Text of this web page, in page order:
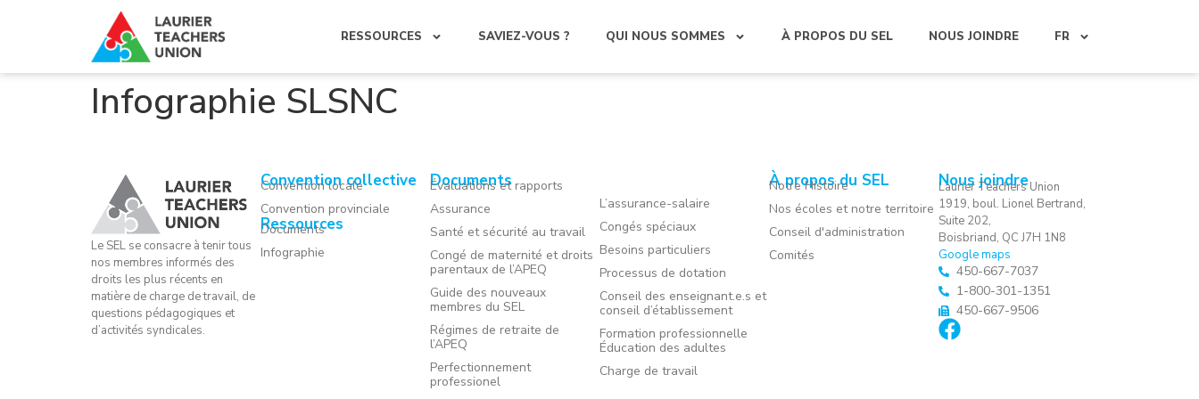
RESSOURCES SAVIEZ-VOUS ? QUI NOUS SOMMES À PROPOS DU SEL NOUS JOINDRE FR
Infographie SLSNC
Le SEL se consacre à tenir tous
nos membres informés des
droits les plus récents en
matière de charge de travail, de
questions pédagogiques et
d’activités syndicales.
Convention collective
Convention locale
Convention provinciale
Ressources
Documents
Infographie
Documents
Évaluations et rapports
Assurance
Santé et sécurité au travail
Congé de maternité et droits
parentaux de l’APEQ
Guide des nouveaux
membres du SEL
Régimes de retraite de
l’APEQ
Perfectionnement
professionel
L’assurance-salaire
Congés spéciaux
Besoins particuliers
Processus de dotation
Conseil des enseignant.e.s et
conseil d’établissement
Formation professionnelle
Éducation des adultes
Charge de travail
À propos du SEL
Notre Histoire
Nos écoles et notre territoire
Conseil d'administration
Comités
Nous joindre
Laurier Teachers Union
1919, boul. Lionel Bertrand,
Suite 202,
Boisbriand, QC J7H 1N8
Google maps
450-667-7037
1-800-301-1351
450-667-9506